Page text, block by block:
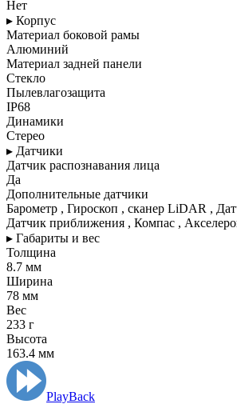
Нет
▸ Корпус
Материал боковой рамы
Алюминий
Материал задней панели
Стекло
Пылевлагозащита
IP68
Динамики
Стерео
▸ Датчики
Датчик распознавания лица
Да
Дополнительные датчики
Барометр , Гироскоп , сканер LiDAR ,
Датчик приближения , Компас ,
▸ Габариты и вес
Толщина
8.7 мм
Ширина
78 мм
Вес
233 г
Высота
163.4 мм
PlayBack